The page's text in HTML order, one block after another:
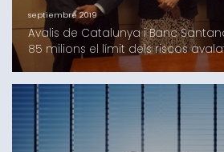
septiembre 2019
Avalis de Catalunya i Banc
85 milions el límit dels riscos
setembre de 2019.- Avalis de
Garantia Recíproca (S.G.R), i
renovat l'acord de col·laboració
subscriure en 2014 i han
d'euros l'import màxim dels riscos